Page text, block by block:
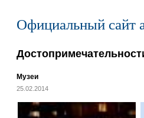
Официальный сайт
Музеи
25.02.2014